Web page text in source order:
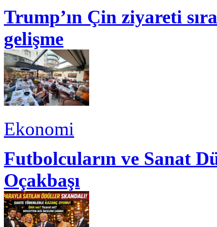
Trump’ın Çin ziyareti
gelişme
Ekonomi
Futbolcuların ve Sanat
Oçakbaşı